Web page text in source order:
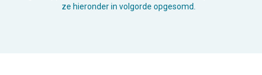
ze hieronder in volgorde opgesomd.